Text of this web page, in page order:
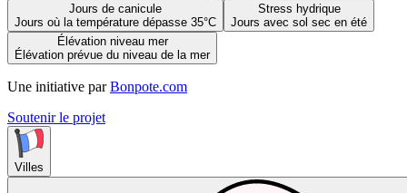
Jours de canicule
Jours où la température dépasse 35°C
Stress hydrique
Jours avec sol sec en été
Élévation niveau mer
Élévation prévue du niveau de la mer
Une initiative par Bonpote.com
Soutenir le projet
Villes